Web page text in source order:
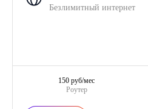
Безлимитный интернет
Роутер
150 руб/мес